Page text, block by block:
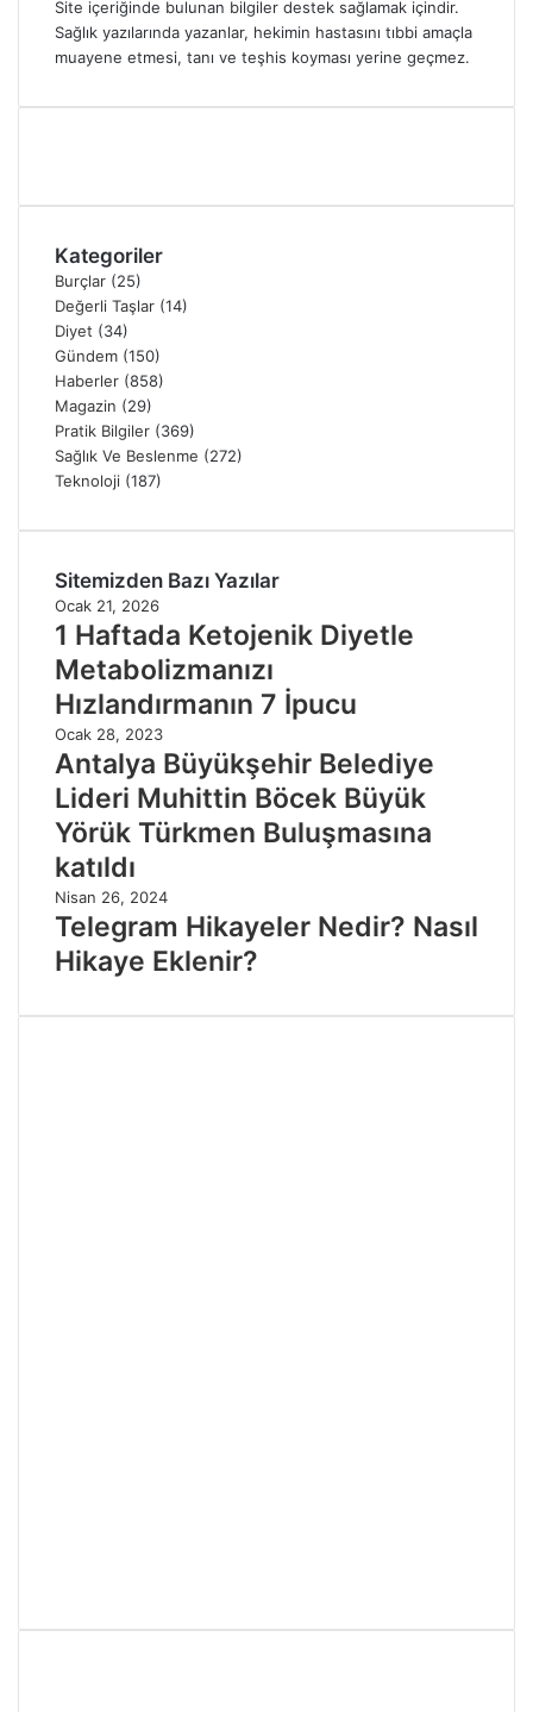
Site içeriğinde bulunan bilgiler destek sağlamak içindir.
Sağlık yazılarında yazanlar, hekimin hastasını tıbbi amaçla
muayene etmesi, tanı ve teşhis koyması yerine geçmez.
Kategoriler
Burçlar (25)
Değerli Taşlar (14)
Diyet (34)
Gündem (150)
Haberler (858)
Magazin (29)
Pratik Bilgiler (369)
Sağlık Ve Beslenme (272)
Teknoloji (187)
Sitemizden Bazı Yazılar
Ocak 21, 2026
1 Haftada Ketojenik Diyetle
Metabolizmanızı
Hızlandırmanın 7 İpucu
Ocak 28, 2023
Antalya Büyükşehir Belediye
Lideri Muhittin Böcek Büyük
Yörük Türkmen Buluşmasına
katıldı
Nisan 26, 2024
Telegram Hikayeler Nedir? Nasıl
Hikaye Eklenir?